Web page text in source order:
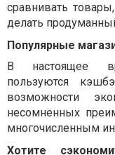
сравнивать
делать
Популярные
В настоящее
пользуются
возможности
несомненных
многочисленным
Хотите